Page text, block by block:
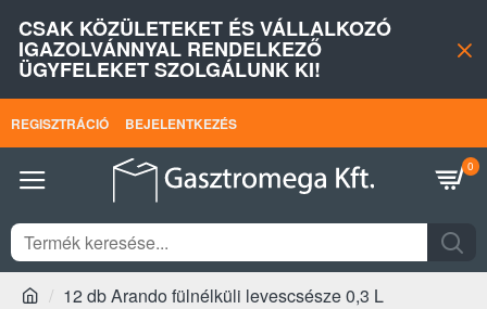
CSAK KÖZÜLETEKET ÉS VÁLLALKOZÓ
IGAZOLVÁNNYAL RENDELKEZŐ
ÜGYFELEKET SZOLGÁLUNK KI!
REGISZTRÁCIÓ BEJELENTKEZÉS
0
12 db Arando fülnélküli levescsésze 0,3 L